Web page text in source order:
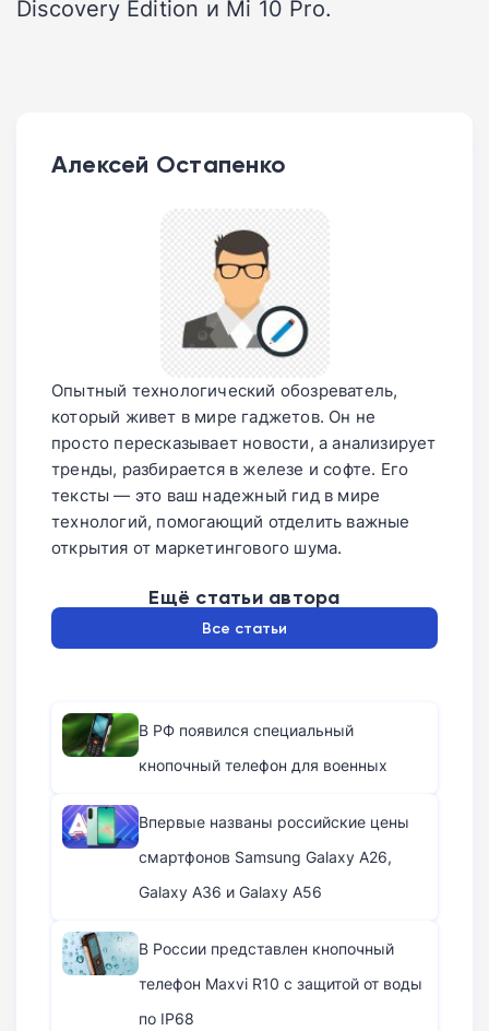
Discovery Edition и Mi 10 Pro.
Алексей Остапенко
Опытный технологический обозреватель,
который живет в мире гаджетов. Он не
просто пересказывает новости, а анализирует
тренды, разбирается в железе и софте. Его
тексты — это ваш надежный гид в мире
технологий, помогающий отделить важные
открытия от маркетингового шума.
Ещё статьи автора
Все статьи
В РФ появился специальный
кнопочный телефон для военных
Впервые названы российские цены
смартфонов Samsung Galaxy A26,
Galaxy A36 и Galaxy A56
В России представлен кнопочный
телефон Maxvi R10 с защитой от воды
по IP68